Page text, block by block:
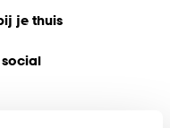
je thuis